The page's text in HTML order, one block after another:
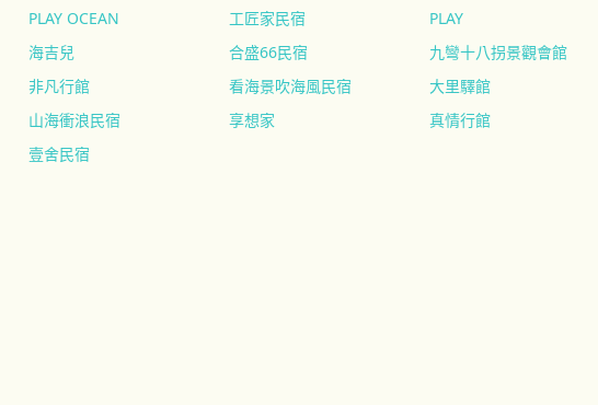
PLAY OCEAN 工匠家民宿 PLAY
海吉兒 合盛66民宿 九彎十八拐景觀會館
非凡行館 看海景吹海風民宿 大里驛館
山海衝浪民宿 享想家 真情行館
壹舍民宿